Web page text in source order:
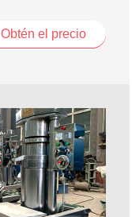
Obtén el precio